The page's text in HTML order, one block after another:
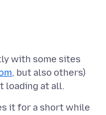
with some sites
, but also others)
it for a short while